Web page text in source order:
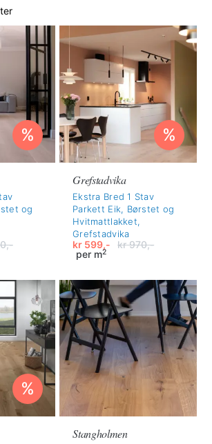
%
og
%
Grefstadvika
Ekstra Bred 1 Stav
Parkett Eik, Børstet og
Hvitmattlakket,
Grefstadvika
kr970,-
Opprinnelig
var:
kr 970,-.
kr 599,-
Nåværende
er:
kr 599,-.
per m2
%
Stangholmen